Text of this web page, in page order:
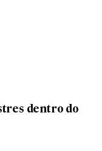
dentro do